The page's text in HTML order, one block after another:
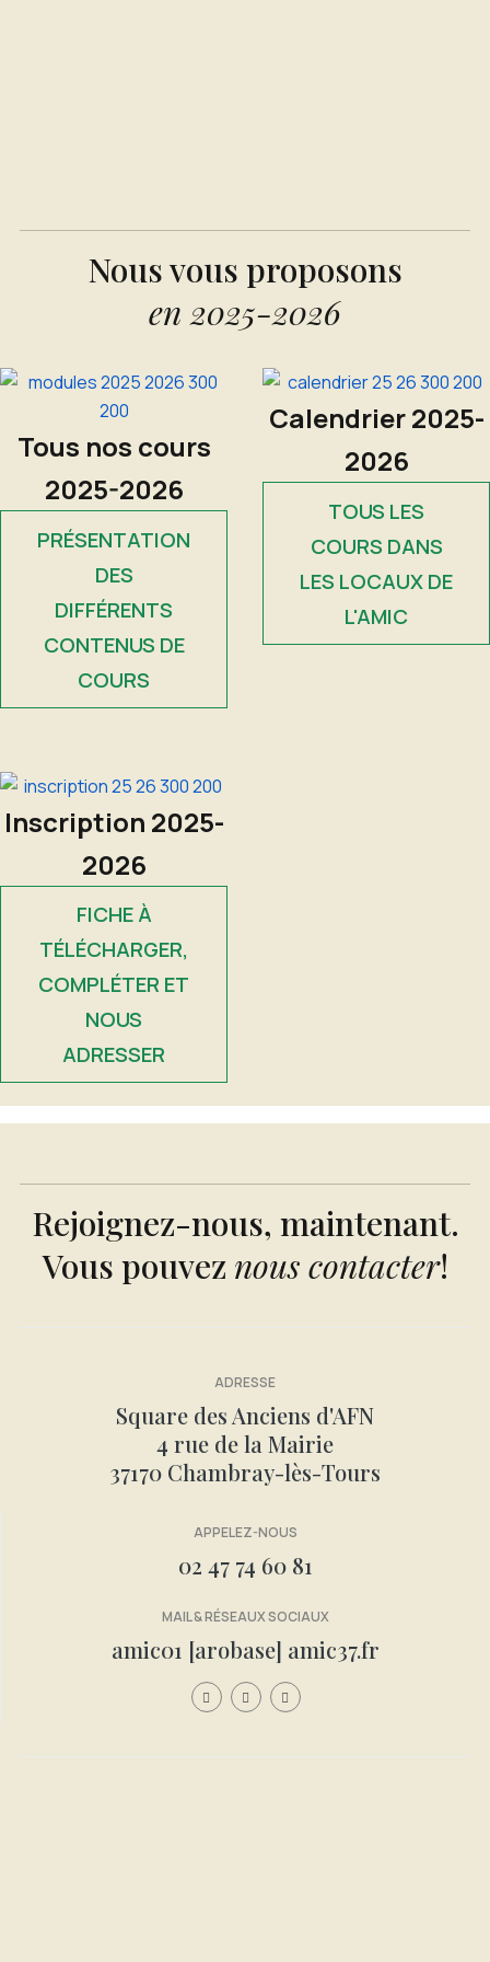
Nous vous proposons
en 2025-2026
Tous nos cours
2025-2026
PRÉSENTATION
DES
DIFFÉRENTS
CONTENUS DE
COURS
Calendrier 2025-
2026
TOUS LES
COURS DANS
LES LOCAUX DE
L'AMIC
Inscription 2025-
2026
FICHE À
TÉLÉCHARGER,
COMPLÉTER ET
NOUS
ADRESSER
Rejoignez-nous, maintenant.
Vous pouvez nous contacter!
ADRESSE
Square des Anciens d'AFN
4 rue de la Mairie
37170 Chambray-lès-Tours
APPELEZ-NOUS
02 47 74 60 81
MAIL & RÉSEAUX SOCIAUX
amic01 [arobase] amic37.fr